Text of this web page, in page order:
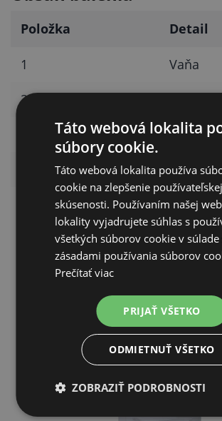
Položka Detail
1 Vaňa
2
Sitko
Štupeľ
SÚVISIACE
Táto webová lokalita
súbory cookie.
Táto webová lokalita používa
cookie na zlepšenie používateľskej
skúsenosti. Používaním našej
lokality vyjadrujete súhlas s
všetkých súborov cookie v súlade
zásadami používania súborov
Prečítať viac
PRIJAŤ VŠETKO
ODMIETNUŤ VŠETKO
ZOBRAZIŤ PODROBNOSTI